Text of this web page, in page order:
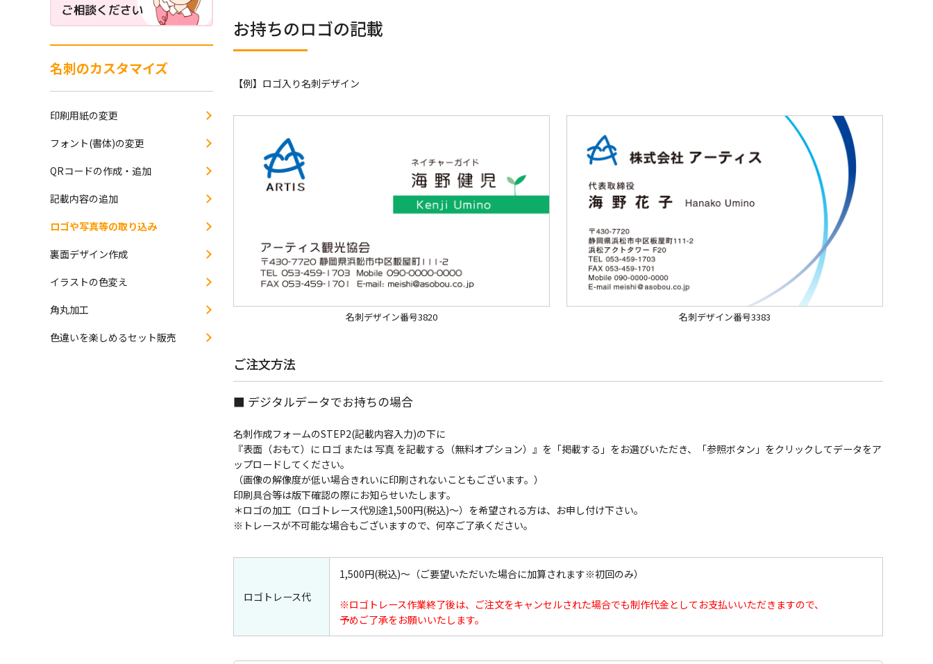
お持ちのロゴの記載
【例】 ロゴ入り名刺デザイン
名刺デザイン番号3820 名刺デザイン番号3383
ご注文方法
■ デジタルデータでお持ちの場合
名刺作成フォームのSTEP2(記載内容入力)の下に
『表面（おもて）に ロゴ または 写真 を記載する（無料オプション）』を「掲載する」をお選びいただき、「参照ボタン」をクリックしてデータをア
ップロードしてください。
（画像の解像度が低い場合きれいに印刷されないこともございます。）
印刷具合等は版下確認の際にお知らせいたします。
＊ロゴの加工（ロゴトレース代別途1,500円(税込)～）を希望される方は、お申し付け下さい。
※トレースが不可能な場合もございますので、何卒ご了承ください。
ロゴトレース代
1,500円(税込)～（ご要望いただいた場合に加算されます※初回のみ）
※ロゴトレース作業終了後は、ご注文をキャンセルされた場合でも制作代金としてお支払いいただきますので、
予めご了承をお願いいたします。
名刺のカスタマイズ
印刷用紙の変更
フォント(書体)の変更
QRコードの作成・追加
記載内容の追加
ロゴや写真等の取り込み
裏面デザイン作成
イラストの色変え
角丸加工
色違いを楽しめるセット販売